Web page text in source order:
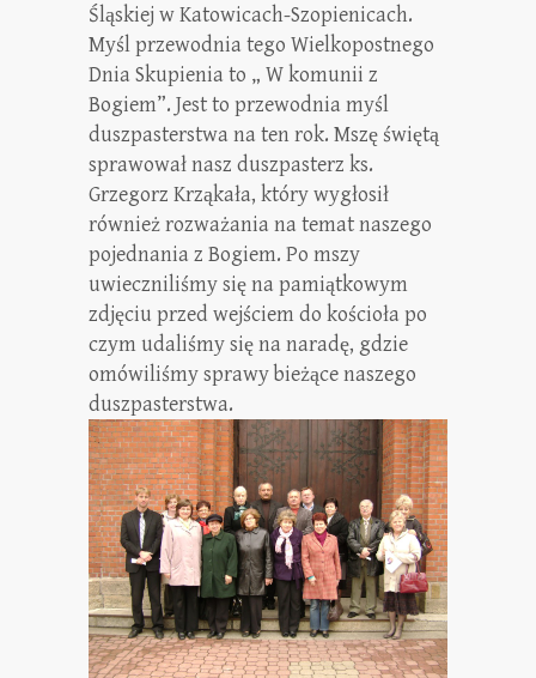
Śląskiej w Katowicach-Szopienicach.
Myśl przewodnia tego Wielkopostnego
Dnia Skupienia to „ W komunii z
Bogiem”. Jest to przewodnia myśl
duszpasterstwa na ten rok. Mszę świętą
sprawował nasz duszpasterz ks.
Grzegorz Krząkała, który wygłosił
również rozważania na temat naszego
pojednania z Bogiem. Po mszy
uwieczniliśmy się na pamiątkowym
zdjęciu przed wejściem do kościoła po
czym udaliśmy się na naradę, gdzie
omówiliśmy sprawy bieżące naszego
duszpasterstwa.